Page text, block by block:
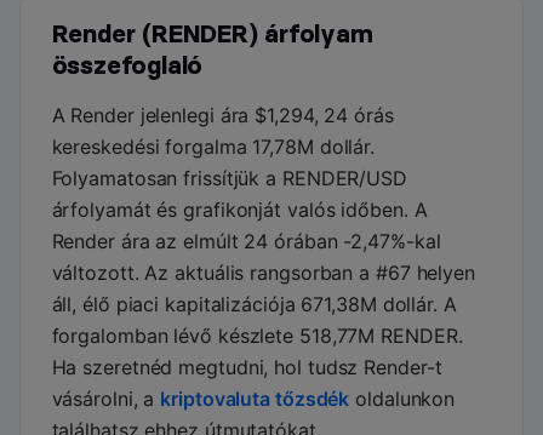
Render (RENDER) árfolyam
összefoglaló
A Render jelenlegi ára $1,294, 24 órás
kereskedési forgalma 17,78M dollár.
Folyamatosan frissítjük a RENDER/USD
árfolyamát és grafikonját valós időben. A
Render ára az elmúlt 24 órában -2,47%-kal
változott. Az aktuális rangsorban a #67 helyen
áll, élő piaci kapitalizációja 671,38M dollár. A
forgalomban lévő készlete 518,77M RENDER.
Ha szeretnéd megtudni, hol tudsz Render-t
vásárolni, a kriptovaluta tőzsdék oldalunkon
találhatsz ehhez útmutatókat.